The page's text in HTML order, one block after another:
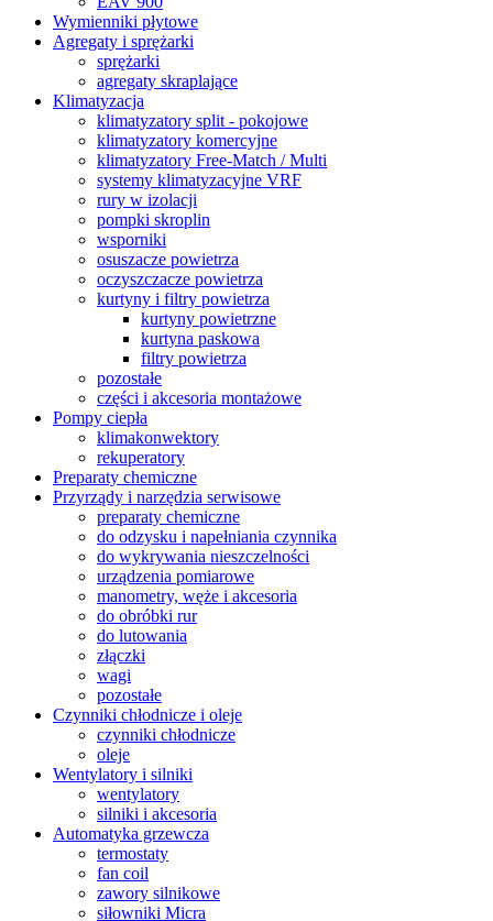
Wymienniki płytowe
Agregaty i sprężarki
sprężarki
agregaty skraplające
Klimatyzacja
klimatyzatory split - pokojowe
klimatyzatory komercyjne
klimatyzatory Free-Match / Multi
systemy klimatyzacyjne VRF
rury w izolacji
pompki skroplin
wsporniki
osuszacze powietrza
oczyszczacze powietrza
kurtyny i filtry powietrza
kurtyny powietrzne
kurtyna paskowa
filtry powietrza
pozostałe
części i akcesoria montażowe
Pompy ciepła
klimakonwektory
rekuperatory
Preparaty chemiczne
Przyrządy i narzędzia serwisowe
preparaty chemiczne
do odzysku i napełniania czynnika
do wykrywania nieszczelności
urządzenia pomiarowe
manometry, węże i akcesoria
do obróbki rur
do lutowania
złączki
wagi
pozostałe
Czynniki chłodnicze i oleje
czynniki chłodnicze
oleje
Wentylatory i silniki
wentylatory
silniki i akcesoria
Automatyka grzewcza
termostaty
fan coil
zawory silnikowe
siłowniki Micra